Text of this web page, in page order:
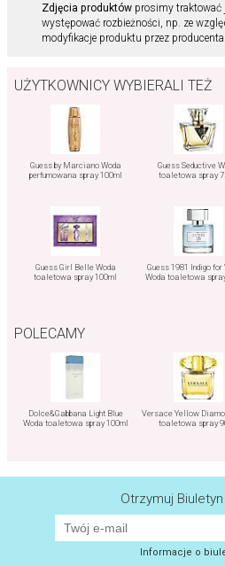
Zdjęcia produktówprosimy traktować
występować rozbieżności, np. ze
modyfikacje produktu przez producenta.
UŻYTKOWNICY WYBIERALI TEŻ
Guess by Marciano Woda
perfumowana spray 100ml
Guess Seductive
toaletowa spray
Guess Girl Belle Woda
toaletowa spray 100ml
Guess 1981 Indigo for
Woda toaletowa
POLECAMY
Dolce&Gabbana Light Blue
Woda toaletowa spray 100ml
Versace Yellow
toaletowa spray
Otrzymuj
Informacje o